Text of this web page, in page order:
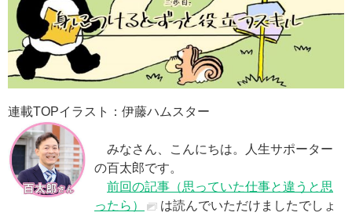
連載TOPイラスト：伊藤ハムスター
みなさん、こんにちは。人生サポーター
の百太郎です。
前回の記事（思っていた仕事と違うと思
ったら）
は読んでいただけましたでしょ